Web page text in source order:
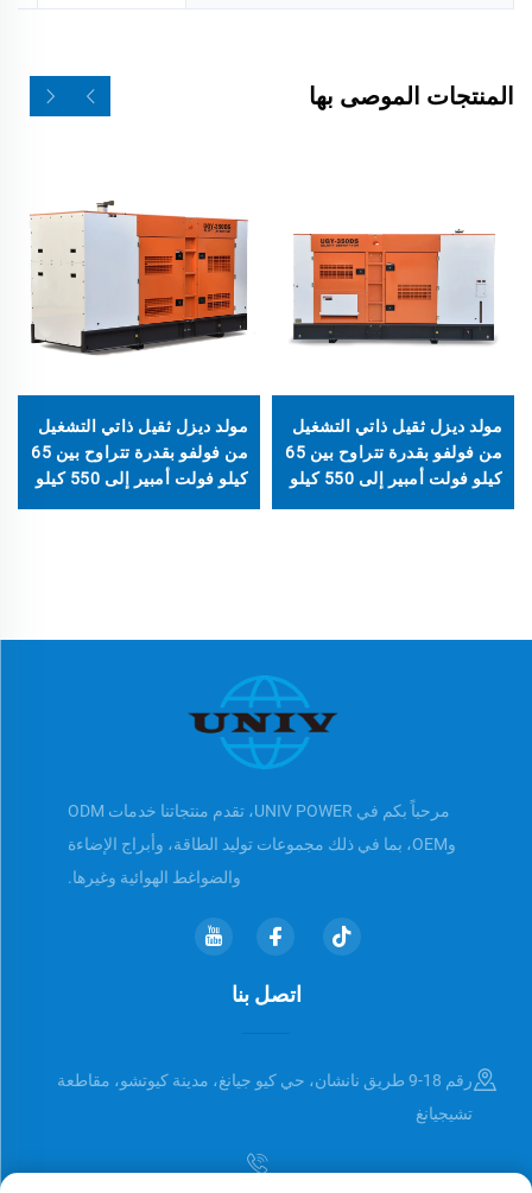
المنتجات الموصى بها
مولد ديزل ثقيل ذاتي التشغيل
من فولفو بقدرة تتراوح بين 65
كيلو فولت أمبير إلى 550 كيلو
مولد ديزل ثقيل ذاتي التشغيل
من فولفو بقدرة تتراوح بين 65
كيلو فولت أمبير إلى 550 كيلو
مرحباً بكم في UNIV POWER، تقدم منتجاتنا خدمات ODM
وOEM، بما في ذلك مجموعات توليد الطاقة، وأبراج الإضاءة
والضواغط الهوائية وغيرها.
اتصل بنا
رقم 18-9 طريق نانشان، حي كيو جيانغ، مدينة كيوتشو، مقاطعة
تشيجيانغ